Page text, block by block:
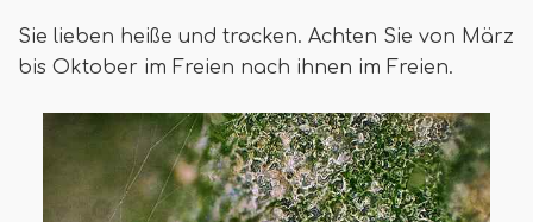
Sie lieben heiße und trocken. Achten Sie von März
bis Oktober im Freien nach ihnen im Freien.